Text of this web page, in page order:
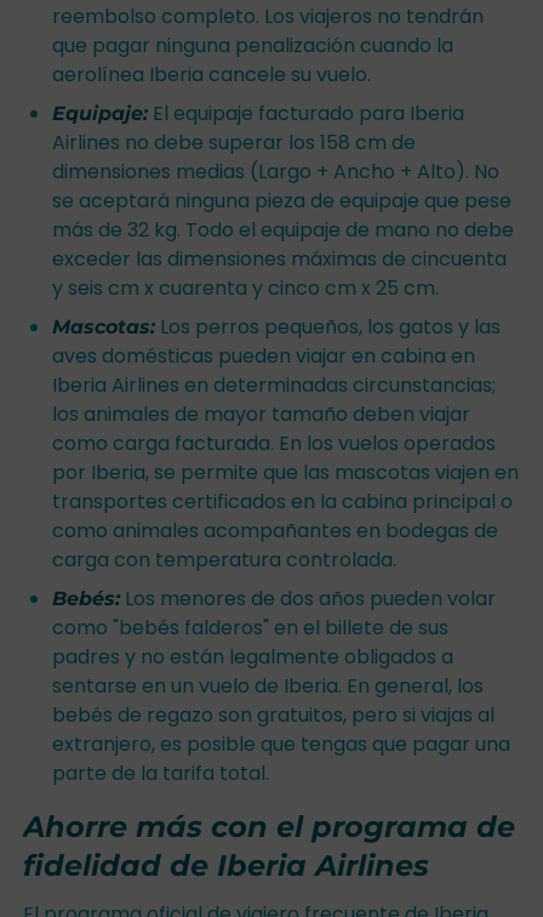
reembolso completo. Los viajeros no tendrán
que pagar ninguna penalización cuando la
aerolínea Iberia cancele su vuelo.
Equipaje:El equipaje facturado para Iberia
Airlines no debe superar los 158 cm de
dimensiones medias (Largo + Ancho + Alto). No
se aceptará ninguna pieza de equipaje que pese
más de 32 kg. Todo el equipaje de mano no debe
exceder las dimensiones máximas de cincuenta
y seis cm x cuarenta y cinco cm x 25 cm.
Mascotas:Los perros pequeños, los gatos y las
aves domésticas pueden viajar en cabina en
Iberia Airlines en determinadas circunstancias;
los animales de mayor tamaño deben viajar
como carga facturada. En los vuelos operados
por Iberia, se permite que las mascotas viajen en
transportes certificados en la cabina principal o
como animales acompañantes en bodegas de
carga con temperatura controlada.
Bebés:Los menores de dos años pueden volar
como "bebés falderos" en el billete de sus
padres y no están legalmente obligados a
sentarse en un vuelo de Iberia. En general, los
bebés de regazo son gratuitos, pero si viajas al
extranjero, es posible que tengas que pagar una
parte de la tarifa total.
Ahorre más con el programa de
fidelidad de Iberia Airlines